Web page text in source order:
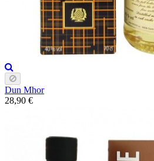
Dun Mhor
28,90 €